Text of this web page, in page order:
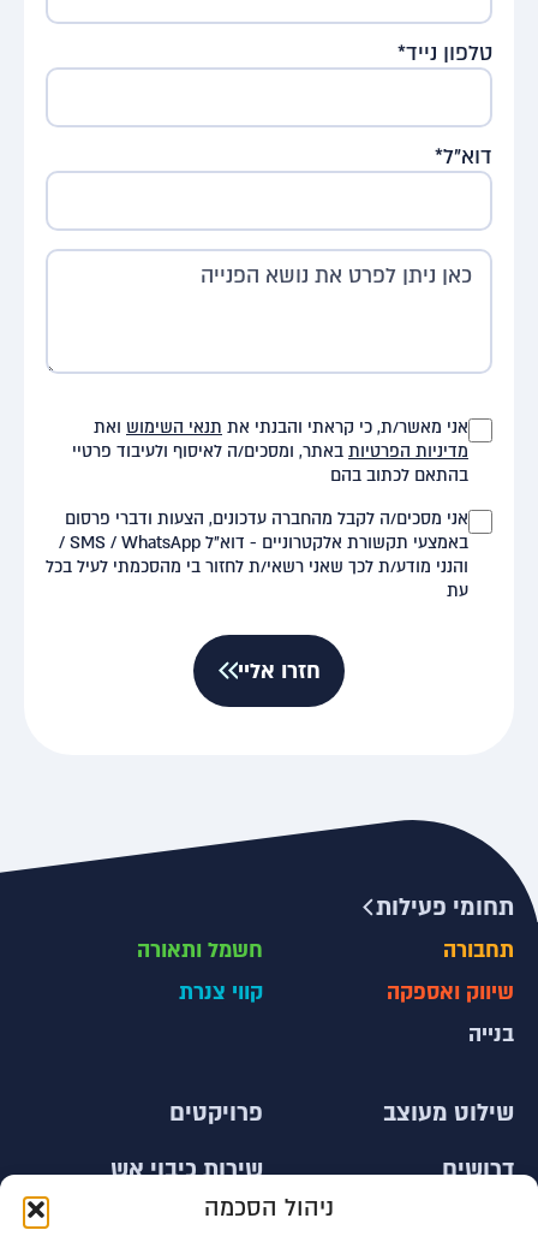
ניהול הסכמה
טלפון נייד*
דוא"ל*
אני מאשר/ת, כי קראתי והבנתי את תנאי השימוש ואת
מדיניות הפרטיות באתר, ומסכים/ה לאיסוף ולעיבוד פרטיי
בהתאם לכתוב בהם
אני מסכים/ה לקבל מהחברה עדכונים, הצעות ודברי פרסום
באמצעי תקשורת אלקטרוניים - דוא"ל SMS / WhatsApp /
והנני מודע/ת לכך שאני רשאי/ת לחזור בי מהסכמתי לעיל בכל
עת
תחומי פעילות
תחבורה
חשמל ותאורה
שיווק ואספקה
קווי צנרת
בנייה
שילוט מעוצב
פרויקטים
דרושים
שירות כיבוי אש
עובדים זרים